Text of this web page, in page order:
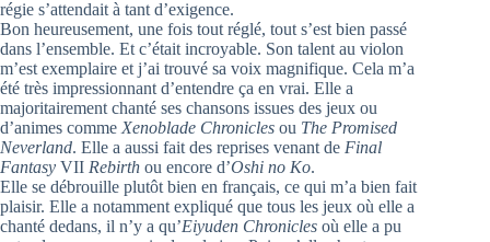
régie s’attendait à tant d’exigence.
Bon heureusement, une fois tout réglé, tout s’est bien passé
dans l’ensemble. Et c’était incroyable. Son talent au violon
m’est exemplaire et j’ai trouvé sa voix magnifique. Cela m’a
été très impressionnant d’entendre ça en vrai. Elle a
majoritairement chanté ses chansons issues des jeux ou
d’animes comme Xenoblade Chronicles ou The Promised
Neverland. Elle a aussi fait des reprises venant de Final
Fantasy VII Rebirth ou encore d’Oshi no Ko.
Elle se débrouille plutôt bien en français, ce qui m’a bien fait
plaisir. Elle a notamment expliqué que tous les jeux où elle a
chanté dedans, il n’y a qu’Eiyuden Chronicles où elle a pu